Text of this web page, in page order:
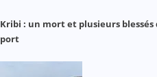
Kribi : un mort et plusieurs
port